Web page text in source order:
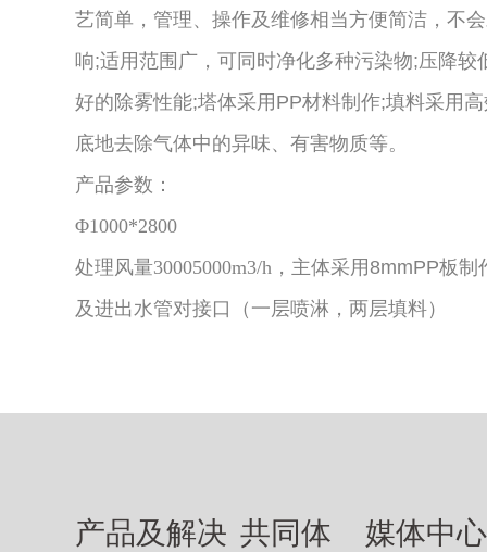
艺简单，管理、操作及维修相当方便简洁，不
响;适用范围广，可同时净化多种污染物;压降较
好的除雾性能;塔体采用PP材料制作;填料采用
底地去除气体中的异味、有害物质等。
产品参数：
Φ1000*2800
处理风量30005000m3/h， 主体采用8mmPP板制
及进出水管对接口（一层喷淋，两层填料）
产品及解决 共同体 媒体中心